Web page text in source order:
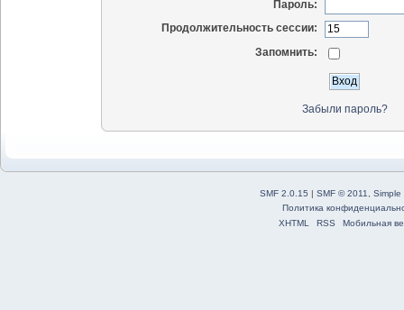
Пароль:
Продолжительность сессии:
Запомнить:
Забыли пароль?
SMF 2.0.15 | SMF © 2011
Simple
Политика
XHTML
RSS Мобильная